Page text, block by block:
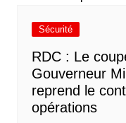
Sécurité
RDC : Le
Gouverneur
reprend le
opérations